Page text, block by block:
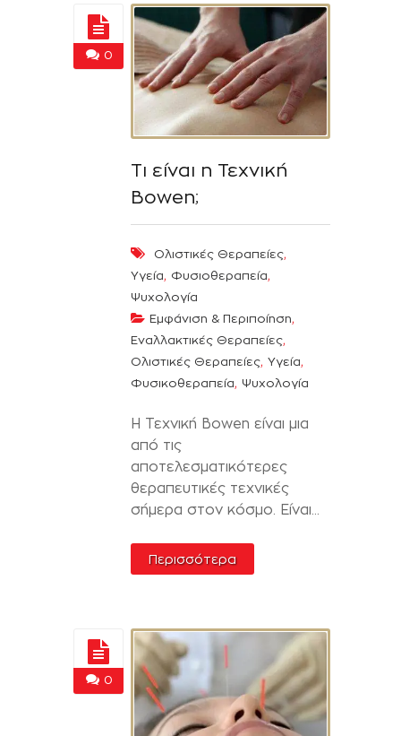
0
Τι είναι η Τεχνική
Bowen;
Ολιστικές Θεραπείες,
Υγεία, Φυσιοθεραπεία,
Ψυχολογία
Εμφάνιση & Περιποίηση,
Εναλλακτικές Θεραπείες,
Ολιστικές Θεραπείες, Υγεία,
Φυσικοθεραπεία, Ψυχολογία
Η Τεχνική Bowen είναι μια
από τις
αποτελεσματικότερες
θεραπευτικές τεχνικές
σήμερα στον κόσμο. Είναι...
Περισσότερα
0